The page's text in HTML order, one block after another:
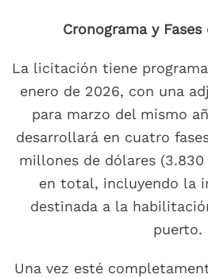
Cronograma y
La licitación tiene
enero de 2026, con una
para marzo del mismo
desarrollará en cuatro
millones de dólares
en total, incluyendo la
destinada a la
puerto.
Una vez esté